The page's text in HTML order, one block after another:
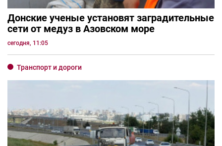
Донские ученые установят заградительные
сети от медуз в Азовском море
сегодня, 11:05
Транспорт и дороги